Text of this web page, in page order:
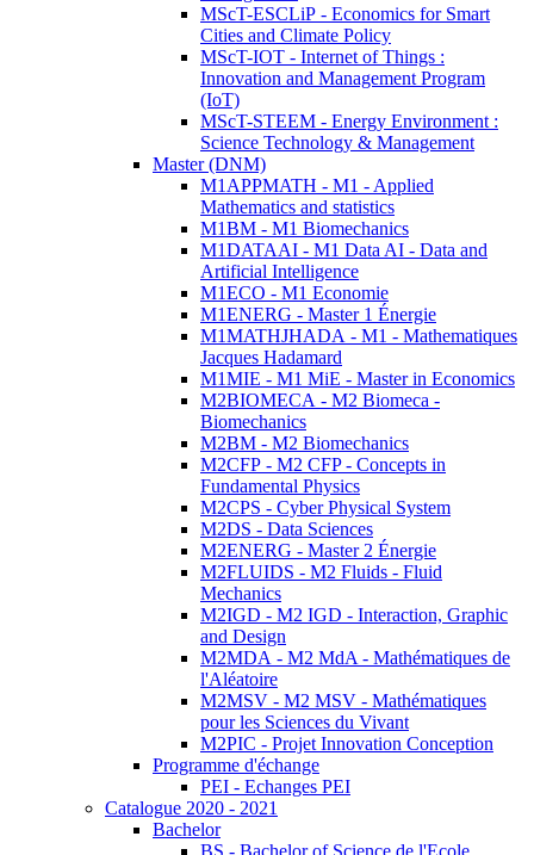
MScT-ESCLiP - Economics for Smart
Cities and Climate Policy
MScT-IOT - Internet of Things :
Innovation and Management Program
(IoT)
MScT-STEEM - Energy Environment :
Science Technology & Management
Master (DNM)
M1APPMATH - M1 - Applied
Mathematics and statistics
M1BM - M1 Biomechanics
M1DATAAI - M1 Data AI - Data and
Artificial Intelligence
M1ECO - M1 Economie
M1ENERG - Master 1 Énergie
M1MATHJHADA - M1 - Mathematiques
Jacques Hadamard
M1MIE - M1 MiE - Master in Economics
M2BIOMECA - M2 Biomeca -
Biomechanics
M2BM - M2 Biomechanics
M2CFP - M2 CFP - Concepts in
Fundamental Physics
M2CPS - Cyber Physical System
M2DS - Data Sciences
M2ENERG - Master 2 Énergie
M2FLUIDS - M2 Fluids - Fluid
Mechanics
M2IGD - M2 IGD - Interaction, Graphic
and Design
M2MDA - M2 MdA - Mathématiques de
l'Aléatoire
M2MSV - M2 MSV - Mathématiques
pour les Sciences du Vivant
M2PIC - Projet Innovation Conception
Programme d'échange
PEI - Echanges PEI
Catalogue 2020 - 2021
Bachelor
BS - Bachelor of Science de l'Ecole